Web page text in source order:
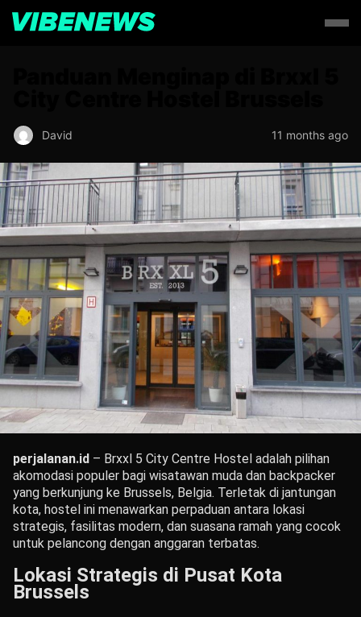
David 11 months ago
perjalanan.id – Brxxl 5 City Centre Hostel adalah pilihan
akomodasi populer bagi wisatawan muda dan backpacker
yang berkunjung ke Brussels, Belgia. Terletak di jantungan
kota, hostel ini menawarkan perpaduan antara lokasi
strategis, fasilitas modern, dan suasana ramah yang cocok
untuk pelancong dengan anggaran terbatas.
Lokasi Strategis di Pusat Kota
Brussels